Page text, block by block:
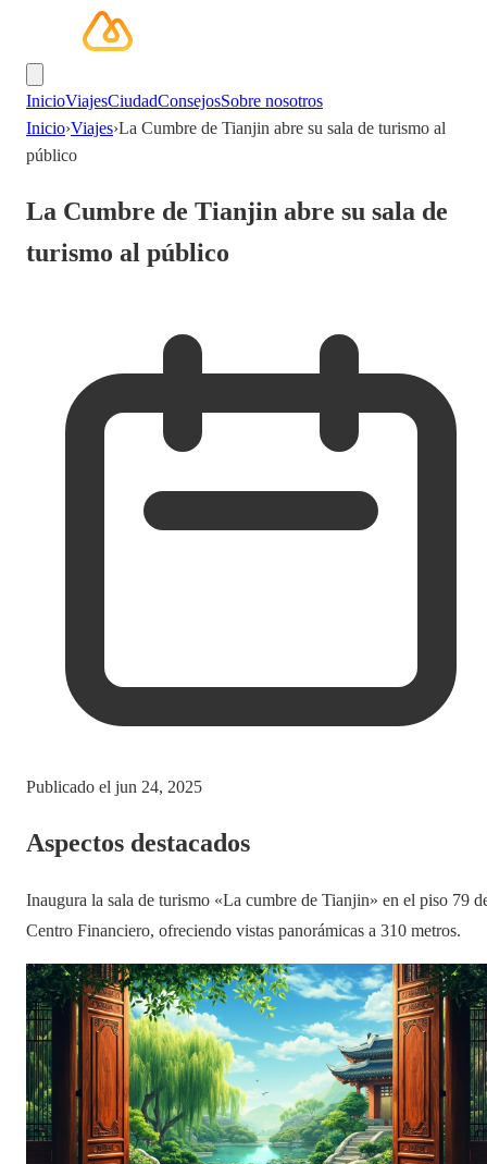
InicioViajesCiudadConsejosSobre nosotros
Inicio›Viajes›La Cumbre de Tianjin abre su sala de turismo al
público
La Cumbre de Tianjin abre su sala de
turismo al público
Publicado el jun 24, 2025
Aspectos destacados
Inaugura la sala de turismo «La cumbre de Tianjin» en el piso 79
Centro Financiero, ofreciendo vistas panorámicas a 310 metros.